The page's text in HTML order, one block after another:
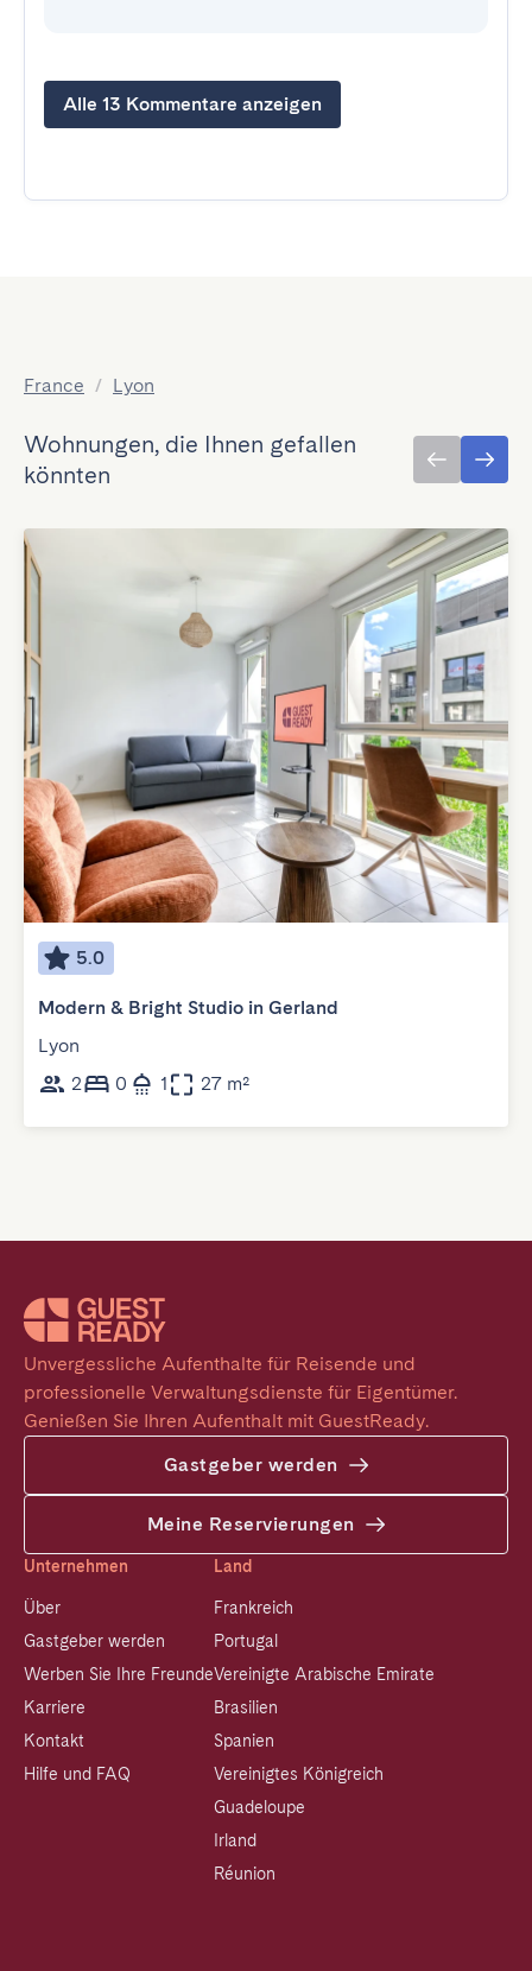
Alle 13 Kommentare anzeigen
France / Lyon
Wohnungen, die Ihnen gefallen
könnten
5.0
Modern & Bright Studio in Gerland
Lyon
2
0 1 27 m²
Unvergessliche Aufenthalte für Reisende und
professionelle Verwaltungsdienste für Eigentümer.
Genießen Sie Ihren Aufenthalt mit GuestReady.
Gastgeber werden
Meine Reservierungen
Unternehmen
Über
Gastgeber werden
Werben Sie Ihre Freunde
Karriere
Kontakt
Hilfe und FAQ
Land
Frankreich
Portugal
Vereinigte Arabische Emirate
Brasilien
Spanien
Vereinigtes Königreich
Guadeloupe
Irland
Réunion